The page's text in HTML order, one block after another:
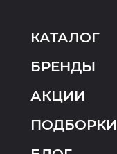
КАТАЛОГ
БРЕНДЫ
АКЦИИ
ПОДБОРКИ